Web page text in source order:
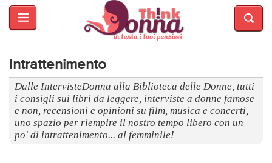
HOME
E
BELLEZZA
MODA
CUCINA
Intrattenimento
Dalle IntervisteDonna alla Biblioteca delle Donne, tutti
i consigli sui libri da leggere, interviste a donne famose
e non, recensioni e opinioni su film, musica e concerti,
uno spazio per riempire il nostro tempo libero con un
po' di intrattenimento... al femminile!